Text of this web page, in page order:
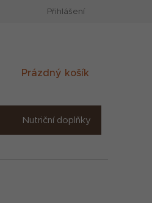
Přihlášení
Nákupní
Prázdný košík
Nutriční doplňky